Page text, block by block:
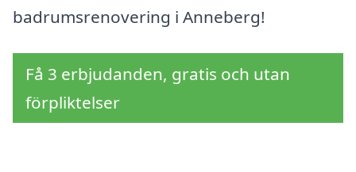
badrumsrenovering i Anneberg!
Få 3 erbjudanden, gratis och utan
förpliktelser